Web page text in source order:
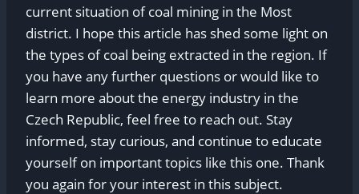
current situation of coal mining ⁣in the⁣ Most
district.​ I ​hope this ‍article has shed some light on
the types of coal being extracted in the region. If
you have any further questions or would like to
⁢learn more about the energy industry in the
Czech Republic, feel free ‍to reach out. Stay
‍informed, stay curious, and continue to educate
yourself on important topics like this one. Thank
you again for your interest in this subject.